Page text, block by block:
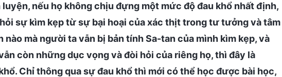
nếu họ không chịu đựng một mức độ đau khổ nhất định,
sự kìm kẹp từ sự bại hoại của xác thịt trong tư tưởng và tâm
mà người ta vẫn bị bản tính Sa-tan của mình kìm kẹp, và
còn những dục vọng và đòi hỏi của riêng họ, thì đây là
Chỉ thông qua sự đau khổ thì mới có thể học được bài học,